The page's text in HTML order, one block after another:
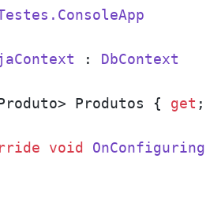
: DbContext
Produtos { get ;
void OnConfiguring